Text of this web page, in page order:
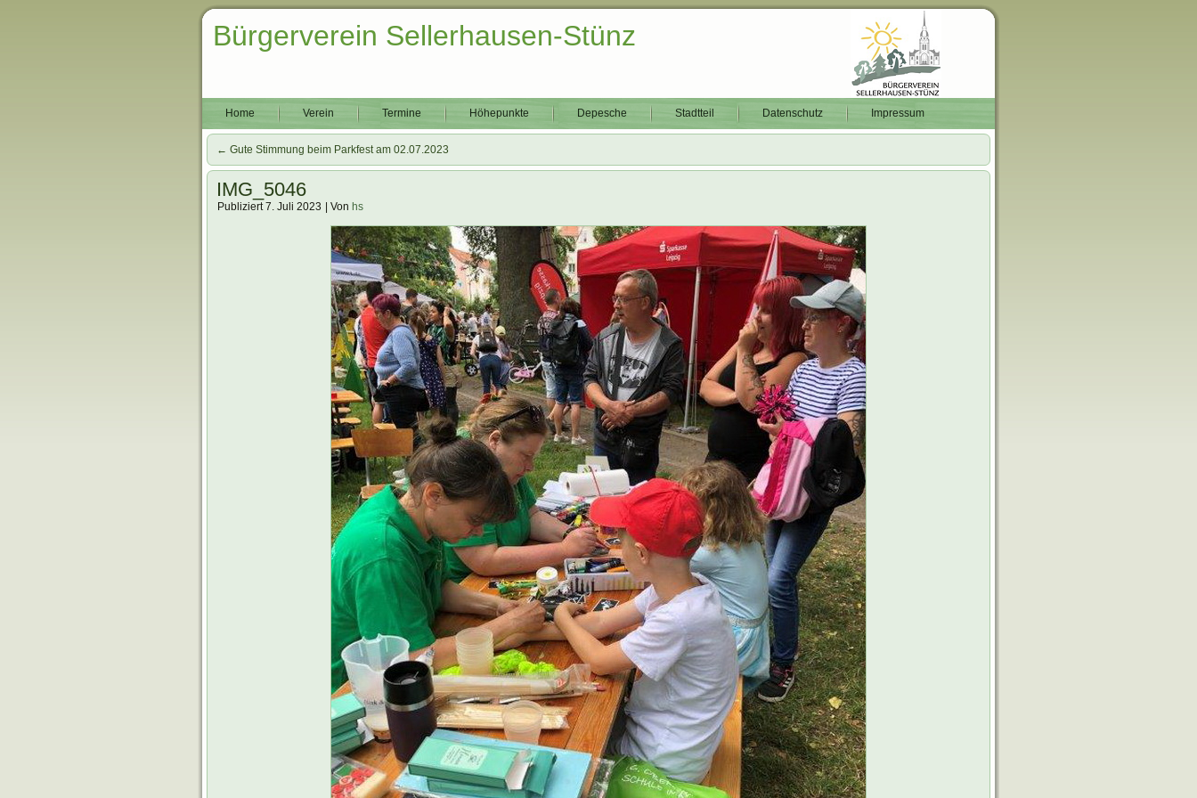
Bürgerverein Sellerhausen-Stünz
Home Verein Termine Höhepunkte Depesche Stadtteil Datenschutz Impressum
← Gute Stimmung beim Parkfest am 02.07.2023
IMG_5046
Publiziert 7. Juli 2023 Von hs